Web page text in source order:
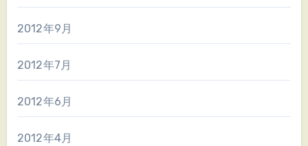
2012年9月
2012年7月
2012年6月
2012年4月